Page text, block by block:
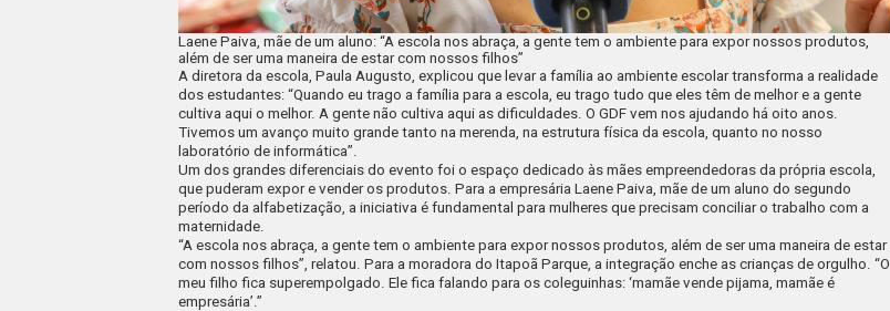
Laene Paiva, mãe de um aluno: “A escola nos abraça, a gente tem o ambiente para expor nossos produtos,
além de ser uma maneira de estar com nossos filhos”
A diretora da escola, Paula Augusto, explicou que levar a família ao ambiente escolar transforma a realidade
dos estudantes: “Quando eu trago a família para a escola, eu trago tudo que eles têm de melhor e a gente
cultiva aqui o melhor. A gente não cultiva aqui as dificuldades. O GDF vem nos ajudando há oito anos.
Tivemos um avanço muito grande tanto na merenda, na estrutura física da escola, quanto no nosso
laboratório de informática”.
Um dos grandes diferenciais do evento foi o espaço dedicado às mães empreendedoras da própria escola,
que puderam expor e vender os produtos. Para a empresária Laene Paiva, mãe de um aluno do segundo
período da alfabetização, a iniciativa é fundamental para mulheres que precisam conciliar o trabalho com a
maternidade.
“A escola nos abraça, a gente tem o ambiente para expor nossos produtos, além de ser uma maneira de estar
com nossos filhos”, relatou. Para a moradora do Itapoã Parque, a integração enche as crianças de orgulho. “O
meu filho fica superempolgado. Ele fica falando para os coleguinhas: ‘mamãe vende pijama, mamãe é
empresária’.”